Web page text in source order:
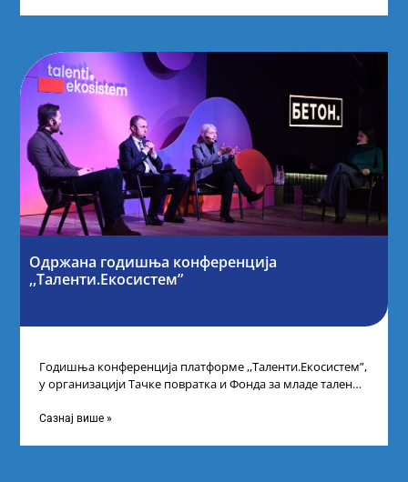
Одржана годишња конференција
,,Таленти.Екосистем”
Годишња конференција платформе ,,Таленти.Екосистем”,
у организацији Тачке повратка и Фонда за младе таленте
Сазнај више »